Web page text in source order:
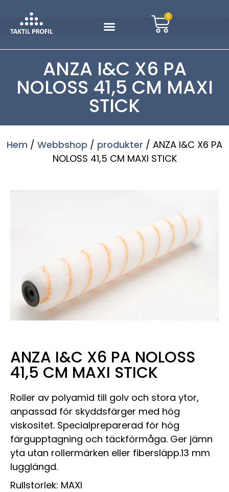
0
ANZA I&C X6 PA
NOLOSS 41,5 CM MAXI
STICK
Hem / Webbshop / produkter / ANZA I&C X6 PA
NOLOSS 41,5 CM MAXI STICK
ANZA I&C X6 PA NOLOSS
41,5 CM MAXI STICK
Roller av polyamid till golv och stora ytor,
anpassad för skyddsfärger med hög
viskositet. Specialpreparerad för hög
färgupptagning och täckförmåga. Ger jämn
yta utan rollermärken eller fibersläpp.13 mm
lugglängd.
Rullstorlek: MAXI